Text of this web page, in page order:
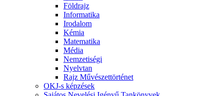
Földrajz
Informatika
Irodalom
Kémia
Matematika
Média
Nemzetiségi
Nyelvtan
Rajz Művészettörténet
OKJ-s képzések